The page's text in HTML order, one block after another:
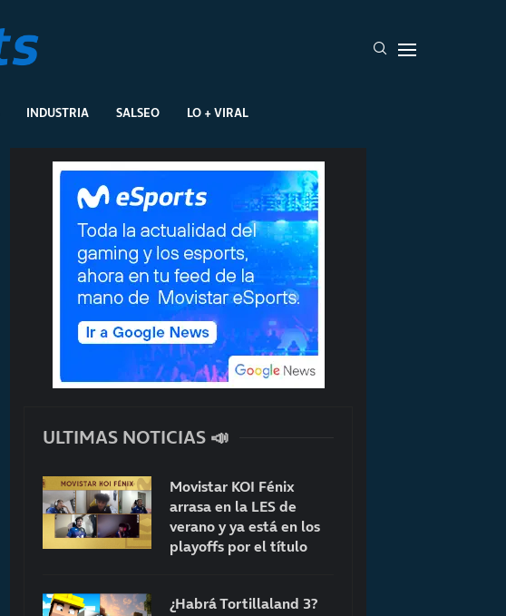
INDUSTRIA SALSEO LO + VIRAL
ULTIMAS NOTICIAS 📣
Movistar KOI Fénix
arrasa en la LES de
verano y ya está en los
playoffs por el título
¿Habrá Tortillaland 3?